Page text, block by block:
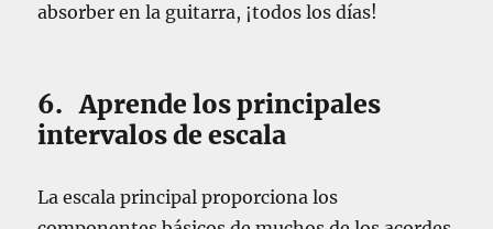
absorber en la guitarra, ¡todos los días!
6. Aprende los principales
intervalos de escala
La escala principal proporciona los